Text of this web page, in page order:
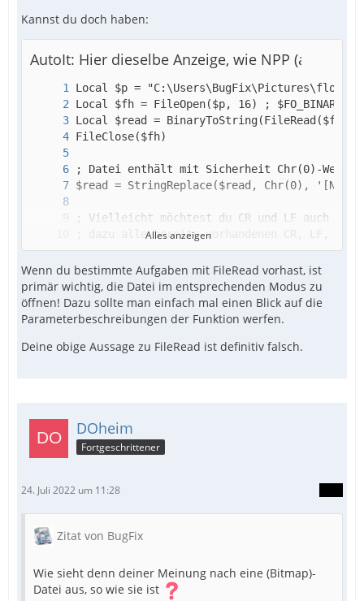
Kannst du doch haben:
AutoIt: Hier dieselbe Anzeige, wie NPP (aber
Alles anzeigen
Wenn du bestimmte Aufgaben mit FileRead vorhast, ist
primär wichtig, die Datei im entsprechenden Modus zu
öffnen! Dazu sollte man einfach mal einen Blick auf die
Parameterbeschreibungen der Funktion werfen.
Deine obige Aussage zu FileRead ist definitiv falsch.
DOheim
Fortgeschrittener
24. Juli 2022 um 11:28
Zitat von BugFix
Wie sieht denn deiner Meinung nach eine (Bitmap)-
Datei aus, so wie sie ist